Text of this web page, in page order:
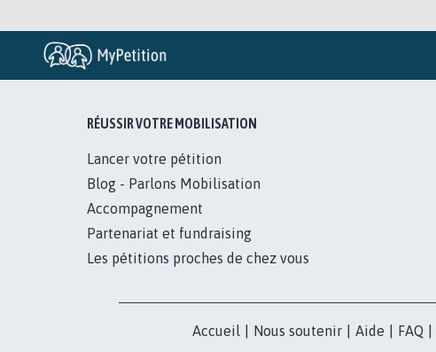
RÉUSSIR VOTRE MOBILISATION
Lancer votre pétition
Blog - Parlons Mobilisation
Accompagnement
Partenariat et fundraising
Les pétitions proches de chez vous
Accueil Nous soutenir Aide FAQ